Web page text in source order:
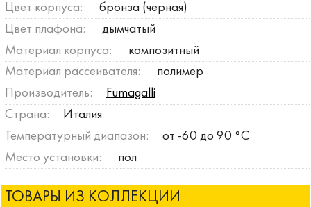
Цвет корпуса:
бронза (черная)
Цвет плафона:
дымчатый
Материал корпуса:
композитный
Материал рассеивателя:
полимер
Производитель:
Fumagalli
Страна:
Италия
Температурный диапазон:
от -60 до 90 °C
Место установки:
пол
ТОВАРЫ ИЗ КОЛЛЕКЦИИ